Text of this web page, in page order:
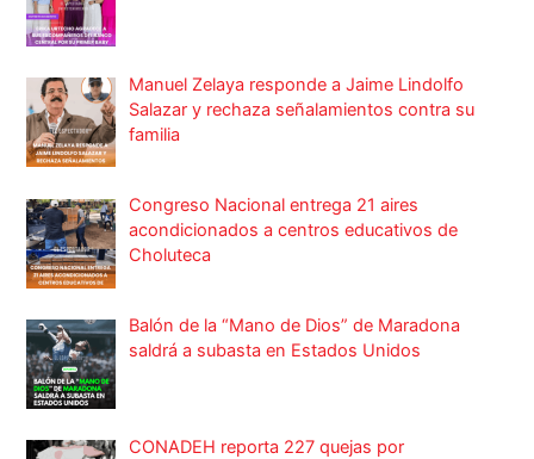
Manuel Zelaya responde a Jaime Lindolfo
Salazar y rechaza señalamientos contra su
familia
Congreso Nacional entrega 21 aires
acondicionados a centros educativos de
Choluteca
Balón de la “Mano de Dios” de Maradona
saldrá a subasta en Estados Unidos
CONADEH reporta 227 quejas por